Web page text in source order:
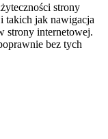
strony
takich jak nawigacja
strony internetowej.
bez tych